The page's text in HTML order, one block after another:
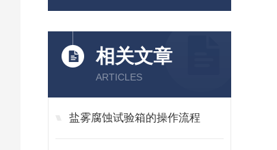
相关文章
ARTICLES
盐雾腐蚀试验箱的操作流程